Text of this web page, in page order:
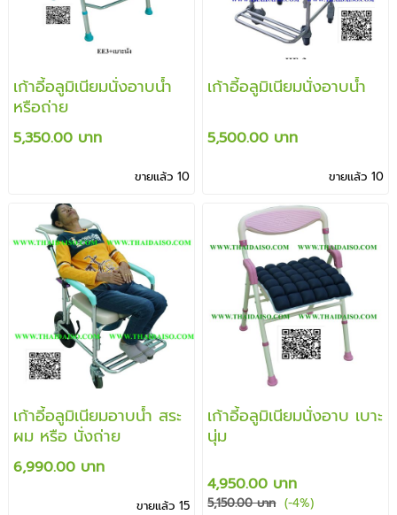
เก้าอี้อลูมิเนียมนั่งอาบน้ำ
หรือถ่าย
5,350.00 บาท
ขายแล้ว 10
เก้าอี้อลูมิเนียมนั่งอาบน้ำ
5,500.00 บาท
ขายแล้ว 10
เก้าอี้อลูมิเนียมอาบน้ำ สระ
ผม หรือ นั่งถ่าย
6,990.00 บาท
ขายแล้ว 15
เก้าอี้อลูมิเนียมนั่งอาบ เบาะ
นุ่ม
4,950.00 บาท
5,150.00 บาท (-4%)